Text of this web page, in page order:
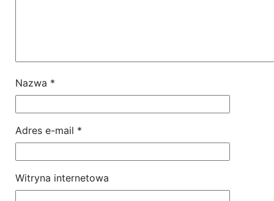
Nazwa *
Adres e-mail *
Witryna internetowa